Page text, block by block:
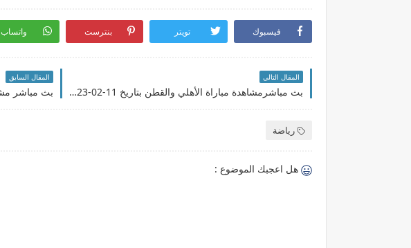
فيسبوك تويتر بنترست واتساب
المقال التالي
بث مباشرمشاهدة مباراة الأهلي والقطن بتاريخ 11-02-2023 دوري أبطال أفريقيا
المقال السابق
رياضة
هل اعجبك الموضوع :